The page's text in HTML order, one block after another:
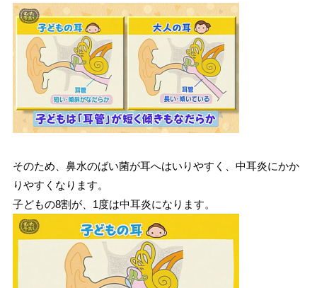
そのため、鼻水のばい菌が耳へはいりやすく、中耳炎にかか
りやすくなります。
子どもの8割が、1度は中耳炎になります。